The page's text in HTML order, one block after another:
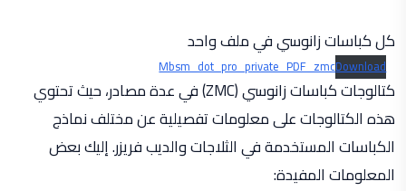
كل كباسات زانوسي في ملف واحد
Mbsm_dot_pro_private_PDF_zmcDownload
كتالوجات كباسات زانوسي (ZMC) في عدة مصادر، حيث تحتوي
هذه الكتالوجات على معلومات تفصيلية عن مختلف نماذج
الكباسات المستخدمة في الثلاجات والديب فريزر. إليك بعض
المعلومات المفيدة: